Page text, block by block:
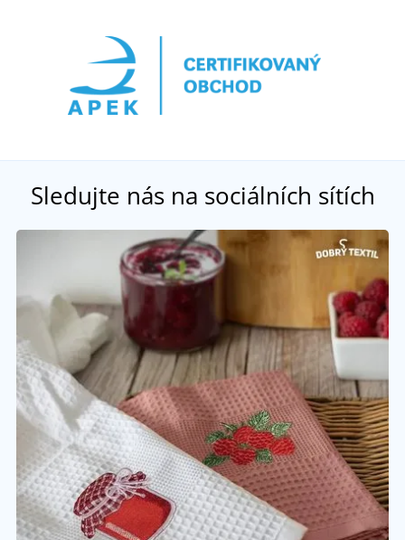
Sledujte nás na sociálních sítích